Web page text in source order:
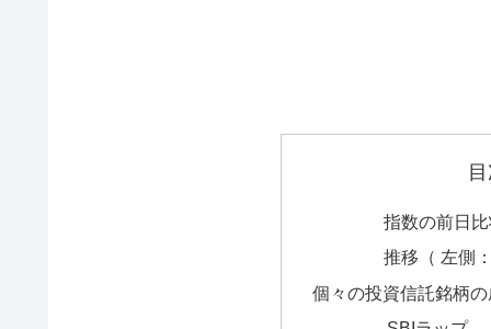
指数の前日
推移（ 左側
個々の投資信託銘柄